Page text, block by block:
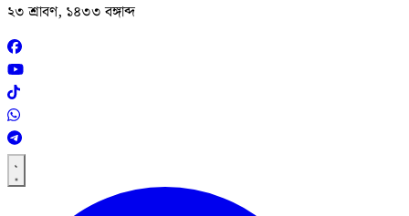
২৩ শ্রাবণ, ১৪৩৩ বঙ্গাব্দ